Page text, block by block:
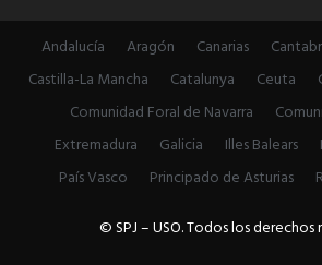
Andalucía Aragón Canarias
Castilla-La Mancha
Catalunya Ceuta
Comunidad Foral de Navarra
Extremadura
Galicia Illes Balears
País Vasco
Principado de Asturias
© SPJ – USO. Todos los derechos